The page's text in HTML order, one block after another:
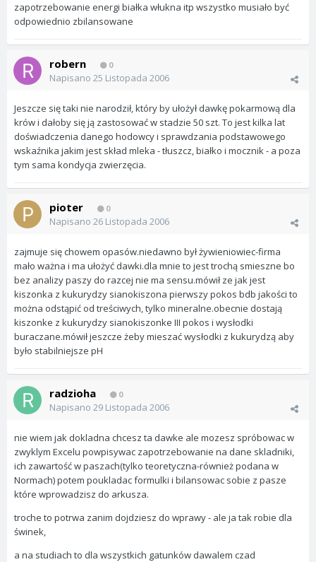
zapotrzebowanie energi białka włukna itp wszystko musiało być
odpowiednio zbilansowane
robern 0
Napisano 25 Listopada 2006
Jeszcze się taki nie narodził, który by ułożył dawkę pokarmową dla
krów i dałoby się ją zastosować w stadzie 50 szt. To jest kilka lat
doświadczenia danego hodowcy i sprawdzania podstawowego
wskaźnika jakim jest skład mleka - tłuszcz, białko i mocznik - a poza
tym sama kondycja zwierzęcia.
pioter 0
Napisano 26 Listopada 2006
zajmuje się chowem opasów.niedawno był żywieniowiec-firma
mało ważna i ma ułożyć dawki.dla mnie to jest trochą smieszne bo
bez analizy paszy do razcej nie ma sensu.mówił ze jak jest
kiszonka z kukurydzy sianokiszona pierwszy pokos bdb jakości to
można odstąpić od treściwych, tylko mineralne.obecnie dostają
kiszonke z kukurydzy sianokiszonke III pokos i wysłodki
buraczane.mówił jeszcze żeby mieszać wysłodki z kukurydzą aby
było stabilniejsze pH
radzioha 0
Napisano 29 Listopada 2006
nie wiem jak dokladna chcesz ta dawke ale mozesz spróbowac w
zwyklym Excelu powpisywac zapotrzebowanie na dane skladniki,
ich zawartość w paszach(tylko teoretyczna-również podana w
Normach) potem poukladac formulki i bilansowac sobie z pasze
które wprowadzisz do arkusza.
troche to potrwa zanim dojdziesz do wprawy - ale ja tak robie dla
świnek,
a na studiach to dla wszystkich gatunków dawalem czad